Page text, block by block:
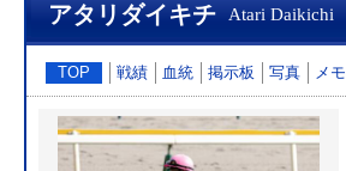
アタリダイキチ Atari Daikichi
TOP 戦績 血統 掲示板 写真 メモ